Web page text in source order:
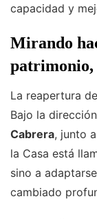
capacidad y
Mirando
La reapertura
Bajo la
Cabrera, junto
la Casa está
sino a
cambiado